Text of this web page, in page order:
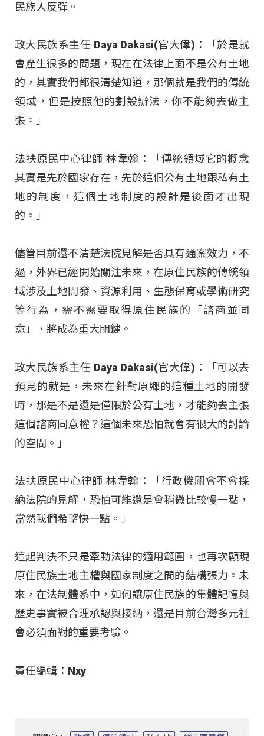
民族人反彈。
政大民族系主任 Daya Dakasi(官大偉)：「於是就
會產生很多的問題，現在在法律上面不是公有土地
的，其實我們都很清楚知道，那個就是我們的傳統
領域，但是按照他的劃設辦法，你不能夠去做主
張。」
法扶原民中心律師 林韋翰：「傳統領域它的概念
其實是先於國家存在，先於這個公有土地跟私有土
地的制度，這個土地制度的設計是後面才出現
的。」
儘管目前還不清楚法院見解是否具有通案效力，不
過，外界已經開始關注未來，在原住民族的傳統領
域涉及土地開發、資源利用、生態保育或學術研究
等行為，需不需要取得原住民族的「諮商並同
意」，將成為重大關鍵。
政大民族系主任 Daya Dakasi(官大偉)：「可以去
預見的就是，未來在針對原鄉的這種土地的開發
時，那是不是還是僅限於公有土地，才能夠去主張
這個諮商同意權？這個未來恐怕就會有很大的討論
的空間。」
法扶原民中心律師 林韋翰：「行政機關會不會採
納法院的見解，恐怕可能還是會稍微比較慢一點，
當然我們希望快一點。」
這起判決不只是牽動法律的適用範圍，也再次顯現
原住民族土地主權與國家制度之間的結構張力。未
來，在法制體系中，如何讓原住民族的集體記憶與
歷史事實被合理承認與接納，還是目前台灣多元社
會必須面對的重要考驗。
責任編輯：Nxy